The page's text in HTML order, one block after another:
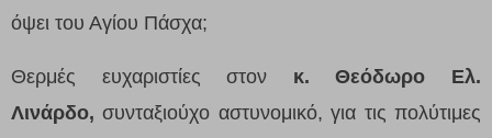
όψει του Αγίου Πάσχα;
Θερμές ευχαριστίες στον κ. Θεόδωρο Ελ.
Λινάρδο, συνταξιούχο αστυνομικό, για τις πολύτιμες